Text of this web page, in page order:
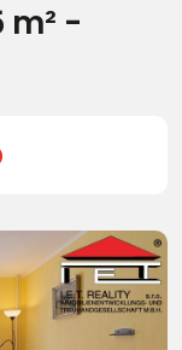
m² -